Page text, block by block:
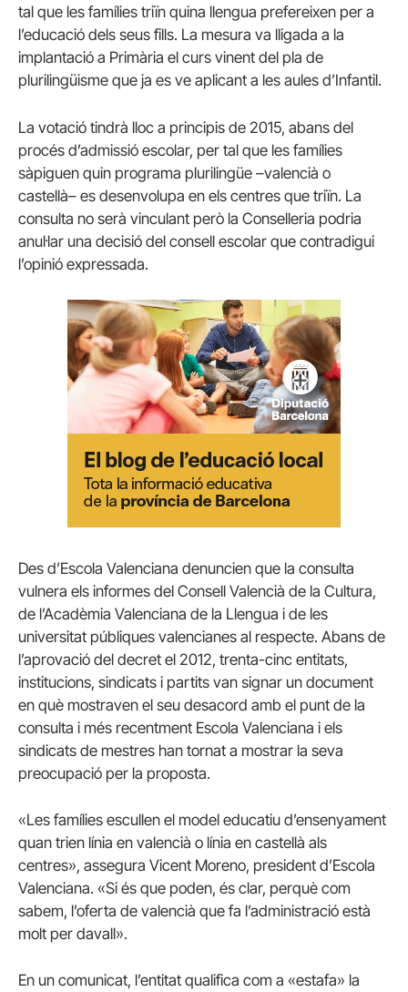
tal que les famílies triïn quina llengua prefereixen per a
l’educació dels seus fills. La mesura va lligada a la
implantació a Primària el curs vinent del pla de
plurilingüisme que ja es ve aplicant a les aules d’Infantil.
La votació tindrà lloc a principis de 2015, abans del
procés d’admissió escolar, per tal que les famílies
sàpiguen quin programa plurilingüe –valencià o
castellà– es desenvolupa en els centres que triïn. La
consulta no serà vinculant però la Conselleria podria
anul·lar una decisió del consell escolar que contradigui
l’opinió expressada.
Des d’Escola Valenciana denuncien que la consulta
vulnera els informes del Consell Valencià de la Cultura,
de l’Acadèmia Valenciana de la Llengua i de les
universitat públiques valencianes al respecte. Abans de
l’aprovació del decret el 2012, trenta-cinc entitats,
institucions, sindicats i partits van signar un document
en què mostraven el seu desacord amb el punt de la
consulta i més recentment Escola Valenciana i els
sindicats de mestres han tornat a mostrar la seva
preocupació per la proposta.
«Les famílies escullen el model educatiu d’ensenyament
quan trien línia en valencià o línia en castellà als
centres», assegura Vicent Moreno, president d’Escola
Valenciana. «Si és que poden, és clar, perquè com
sabem, l’oferta de valencià que fa l’administració està
molt per davall».
En un comunicat, l’entitat qualifica com a «estafa» la